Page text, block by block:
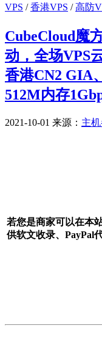
VPS /香港VPS /高防
CubeCloud魔
动，全场VPS
香港CN2 GIA
512M内存
2021-10-01 来源： 主
若您是商家可以在本
供软文收录、PayPal